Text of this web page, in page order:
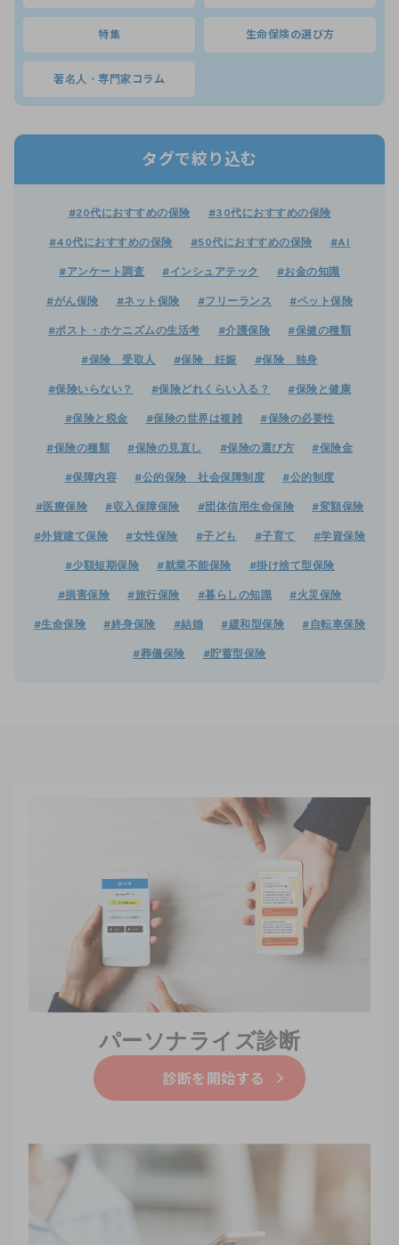
特集 生命保険の選び方
著名人・専門家コラム
タグで絞り込む
#20代におすすめの保険 #30代におすすめの保険
#40代におすすめの保険 #50代におすすめの保険 #AI
#アンケート調査 #インシュアテック #お金の知識
#がん保険 #ネット保険 #フリーランス #ペット保険
#ポスト・ホケニズムの生活考 #介護保険 #保健の種類
#保険 受取人 #保険 妊娠 #保険 独身
#保険いらない？ #保険どれくらい入る？ #保険と健康
#保険と税金 #保険の世界は複雑 #保険の必要性
#保険の種類 #保険の見直し #保険の選び方 #保険金
#保障内容 #公的保険 社会保障制度 #公的制度
#医療保険 #収入保障保険 #団体信用生命保険 #変額保険
#外貨建て保険 #女性保険 #子ども #子育て #学資保険
#少額短期保険 #就業不能保険 #掛け捨て型保険
#損害保険 #旅行保険 #暮らしの知識 #火災保険
#生命保険 #終身保険 #結婚 #緩和型保険 #自転車保険
#葬儀保険 #貯蓄型保険
パーソナライズ診断
診断を開始する